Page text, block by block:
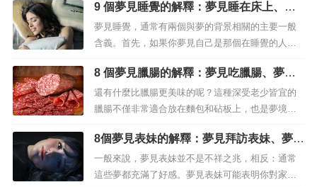
鷹嘴豆能夠在任何類型的土壤和任何天氣條件下發
芽，因此上述內容具有很大的邏輯和意義。 夢見鷹
嘴豆 – 意義和解釋...
9 個夢見睡覺的解釋：夢見睡在床上、夢
見睡在地板上
夢見睡覺，通常有兩個與夢的背景相關的主要一般
含義。首先，如果你夢見自己是那個在睡覺的人，
你的潛意識可能會警告你三件事：你過著太輕鬆的
生活、你感到筋疲力盡、你需要多睡一會兒，或者
你周圍有什麼東西你有意識地沒有注意，因為它困
擾著你。夢見睡覺 - 含義和象徵其次，如果你夢見
另一個人睡覺，意味著你忽略了發生...
8 個夢見臘腸的解釋：夢見吃臘腸、夢見
臘腸麵包
還有什麼比臘腸更美味的呢？這種深受老少皆宜的
臘腸不僅非常適合放在麵包和砧板上，也是夢境中
非常重要的象徵。一般來說，夢中的臘腸可以有雙
重解釋，這取決於我們的感受和我們遇到它的背
景。在大多數情況下，夢見臘腸與繁榮和富足有
關，但有時它也可能表示貪婪，因此需要尋找收入
8個夢見表妹的解釋：夢見拜訪表妹、夢見
生氣表妹
一般來說，夢見表妹並不是不祥之兆，相反：通常
這些夢都充滿了好感。夢見表妹可能表明你對家人